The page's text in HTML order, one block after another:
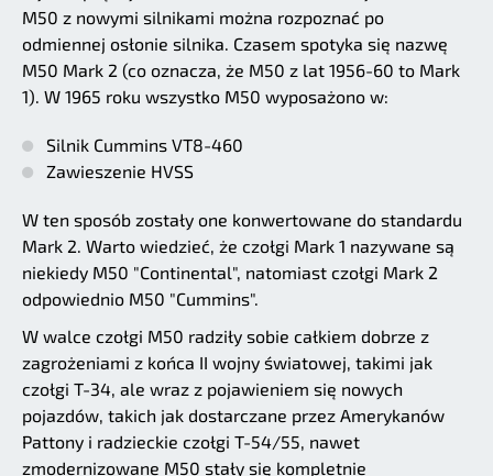
M50 z nowymi silnikami można rozpoznać po
odmiennej osłonie silnika. Czasem spotyka się nazwę
M50 Mark 2 (co oznacza, że M50 z lat 1956-60 to Mark
1). W 1965 roku wszystko M50 wyposażono w:
Silnik Cummins VT8-460
Zawieszenie HVSS
W ten sposób zostały one konwertowane do standardu
Mark 2. Warto wiedzieć, że czołgi Mark 1 nazywane są
niekiedy M50 "Continental", natomiast czołgi Mark 2
odpowiednio M50 "Cummins".
W walce czołgi M50 radziły sobie całkiem dobrze z
zagrożeniami z końca II wojny światowej, takimi jak
czołgi T-34, ale wraz z pojawieniem się nowych
pojazdów, takich jak dostarczane przez Amerykanów
Pattony i radzieckie czołgi T-54/55, nawet
zmodernizowane M50 stały się kompletnie